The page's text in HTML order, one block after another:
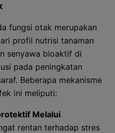
fungsi otak merupakan
profil nutrisi tanaman
senyawa bioaktif di
pada peningkatan
Beberapa mekanisme
ini meliputi:
Melalui
rentan terhadap stres